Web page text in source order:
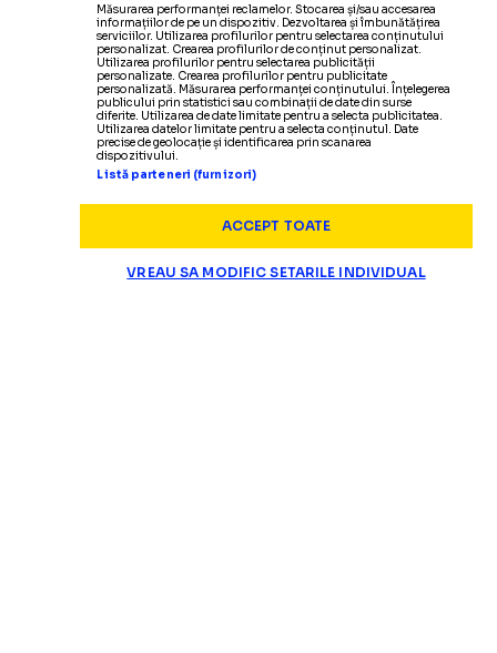
Măsurarea performanței reclamelor. Stocarea și/sau accesarea
informațiilor de pe un dispozitiv. Dezvoltarea și îmbunătățirea
serviciilor. Utilizarea profilurilor pentru selectarea conținutului
personalizat. Crearea profilurilor de conținut personalizat.
Utilizarea profilurilor pentru selectarea publicității
personalizate. Crearea profilurilor pentru publicitate
personalizată. Măsurarea performanței conținutului. Înțelegerea
publicului prin statistici sau combinații de date din surse
diferite. Utilizarea de date limitate pentru a selecta publicitatea.
Utilizarea datelor limitate pentru a selecta conținutul. Date
precise de geolocație și identificarea prin scanarea
dispozitivului.
Listă parteneri (furnizori)
ACCEPT TOATE
VREAU SA MODIFIC SETARILE INDIVIDUAL